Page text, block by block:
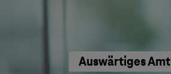
Auswärtiges Amt